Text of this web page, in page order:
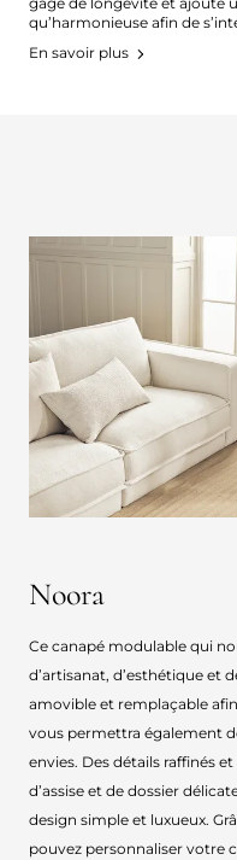
qu’harmonieuse afin de
En savoir plus
Noora
Ce canapé modulable qui
d’artisanat, d’esthétique et
amovible et remplaçable
vous permettra également
envies. Des détails raffinés
d’assise et de dossier
design simple et luxueux.
pouvez personnaliser votre